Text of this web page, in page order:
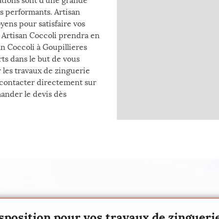
performants. Artisan
pour satisfaire vos
Coccoli prendra en
Coccoli à Goupillieres
dans le but de vous
travaux de zinguerie
contacter directement sur
le devis dès